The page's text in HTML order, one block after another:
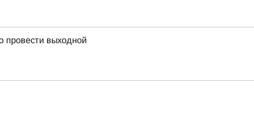
провести выходной